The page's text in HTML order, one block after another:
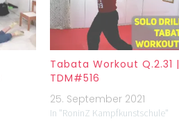
Tabata Workout Q.2.31 |
TDM#516
25. September 2021
In "RoninZ Kampfkunstschule"